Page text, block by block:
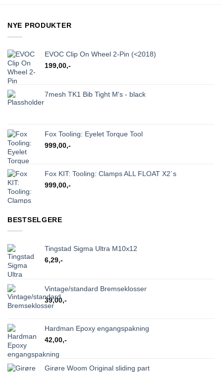
NYE PRODUKTER
EVOC Clip On Wheel 2-Pin (<2018)
199,00,-
7mesh TK1 Bib Tight M's - black
Fox Tooling: Eyelet Torque Tool
999,00,-
Fox KIT: Tooling: Clamps ALL FLOAT X2´s
999,00,-
BESTSELGERE
Tingstad Sigma Ultra M10x12
6,29,-
Vintage/standard Bremseklosser
39,00,-
Hardman Epoxy engangspakning
42,00,-
Girøre Woom Original sliding part